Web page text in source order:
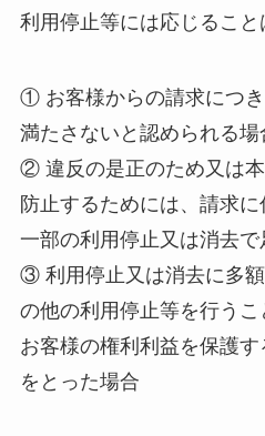
利用停止等には応じること
① お客様からの請求につ
満たさないと認められる場
② 違反の是正のため又は
防止するためには、請求
一部の利用停止又は消去で
③ 利用停止又は消去に多
の他の利用停止等を行う
お客様の権利利益を保護
をとった場合